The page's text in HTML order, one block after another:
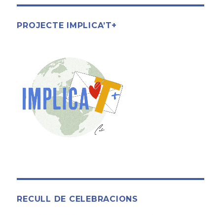
o
o
te
ix
PROJECTE IMPLICA’T+
RECULL DE CELEBRACIONS